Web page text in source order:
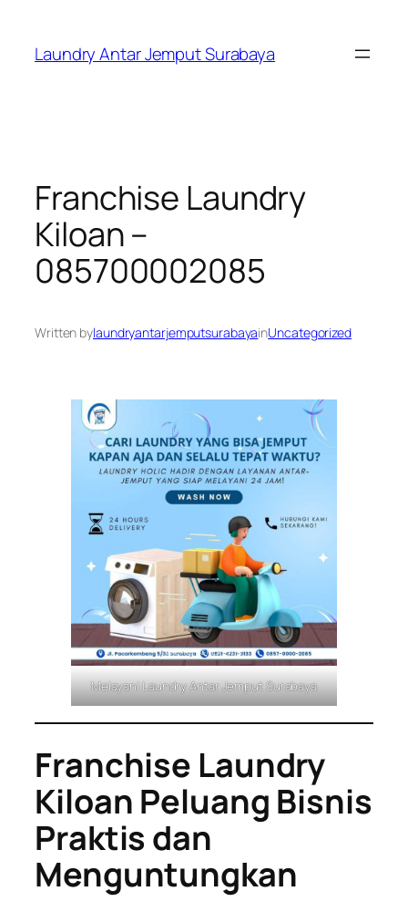
content
Laundry Antar Jemput Surabaya
Franchise Laundry
Kiloan –
085700002085
Written bylaundryantarjemputsurabayainUncategorized
Melayani Laundry Antar Jemput Surabaya
Franchise Laundry
Kiloan Peluang Bisnis
Praktis dan
Menguntungkan